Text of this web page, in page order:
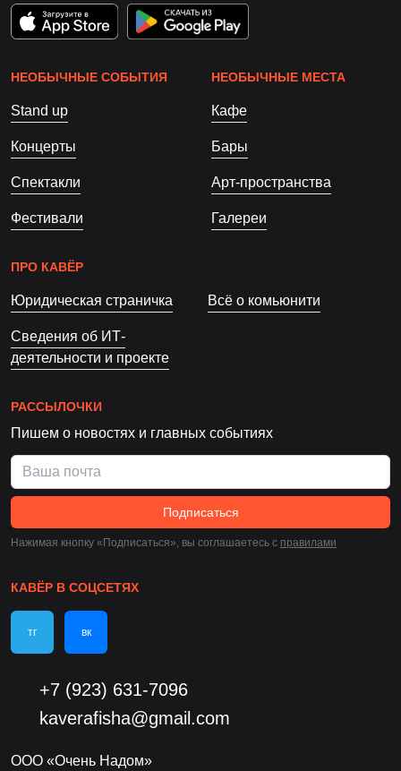
НЕОБЫЧНЫЕ СОБЫТИЯ
Stand up
Концерты
Спектакли
Фестивали
НЕОБЫЧНЫЕ МЕСТА
Кафе
Бары
Арт-пространства
Галереи
ПРО КАВЁР
Юридическая страничка Всё о комьюнити
Сведения об ИТ-
деятельности и проекте
РАССЫЛОЧКИ
Пишем о новостях и главных событиях
Подписаться
Нажимая кнопку «Подписаться», вы соглашаетесь c правилами
КАВЁР В СОЦСЕТЯХ
тг вк
+7 (923) 631-7096
kaverafisha@gmail.com
ООО «Очень Надом»